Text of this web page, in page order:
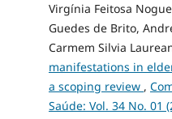
Virgínia Feitosa
Guedes de Brito,
Carmem Silvia
manifestations in
a scoping review ,
Saúde: Vol. 34 No. 01